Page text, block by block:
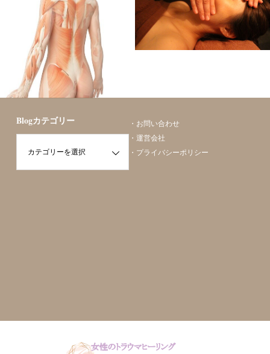
勝山美容矯正
サロン情報
Blogカテゴリー ・ お問い合わせ
・ 運営会社
・ プライバシーポリシー